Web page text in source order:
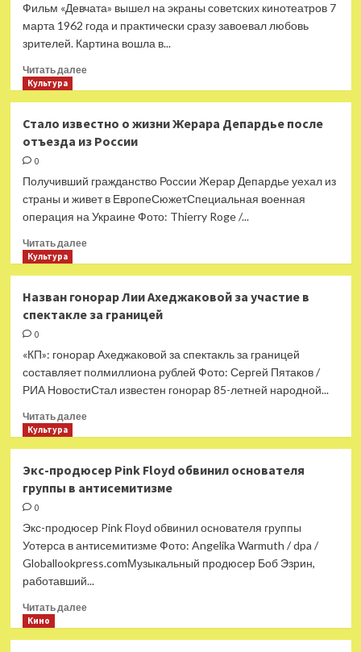
образ
Юрию
Фильм «Девчата» вышел на экраны советских кинотеатров 7
марта 1962 года и практически сразу завоевал любовь
зрителей. Картина вошла в...
Читать далееПрочитать
дня:
как
Рыбников
пострадал
на съемках
фильма
Культура
Стало известно о жизни Жерара Депардье после
отъезда из России
0
Получивший гражданство России Жерар Депардье уехал из
страны и живет в ЕвропеСюжетСпециальная военная
операция на Украине Фото: Thierry Roge /...
Читать далееПрочитать
известно
о
Жерара
Депардье
после
отъезда
Культура
Назван гонорар Лии Ахеджаковой за участие в
спектакле за границей
0
«КП»: гонорар Ахеджаковой за спектакль за границей
составляет полмиллиона рублей Фото: Сергей Пятаков /
РИА НовостиСтал известен гонорар 85-летней народной...
Читать далееПрочитать
гонорар
Лии
участие
в
спектакле
за
Культура
Экс-продюсер Pink Floyd обвинил основателя
группы в антисемитизме
0
Экс-продюсер Pink Floyd обвинил основателя группы
Уотерса в антисемитизме Фото: Angelika Warmuth / dpa /
Globallookpress.comМузыкальный продюсер Боб Эзрин,
работавший...
Читать далееПрочитать
Кино